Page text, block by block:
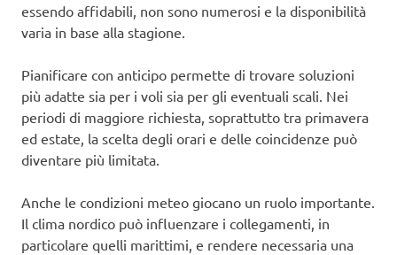
essendo affidabili, non sono numerosi e la disponibilità
varia in base alla stagione.
Pianificare con anticipo permette di trovare soluzioni
più adatte sia per i voli sia per gli eventuali scali. Nei
periodi di maggiore richiesta, soprattutto tra primavera
ed estate, la scelta degli orari e delle coincidenze può
diventare più limitata.
Anche le condizioni meteo giocano un ruolo importante.
Il clima nordico può influenzare i collegamenti, in
particolare quelli marittimi, e rendere necessaria una